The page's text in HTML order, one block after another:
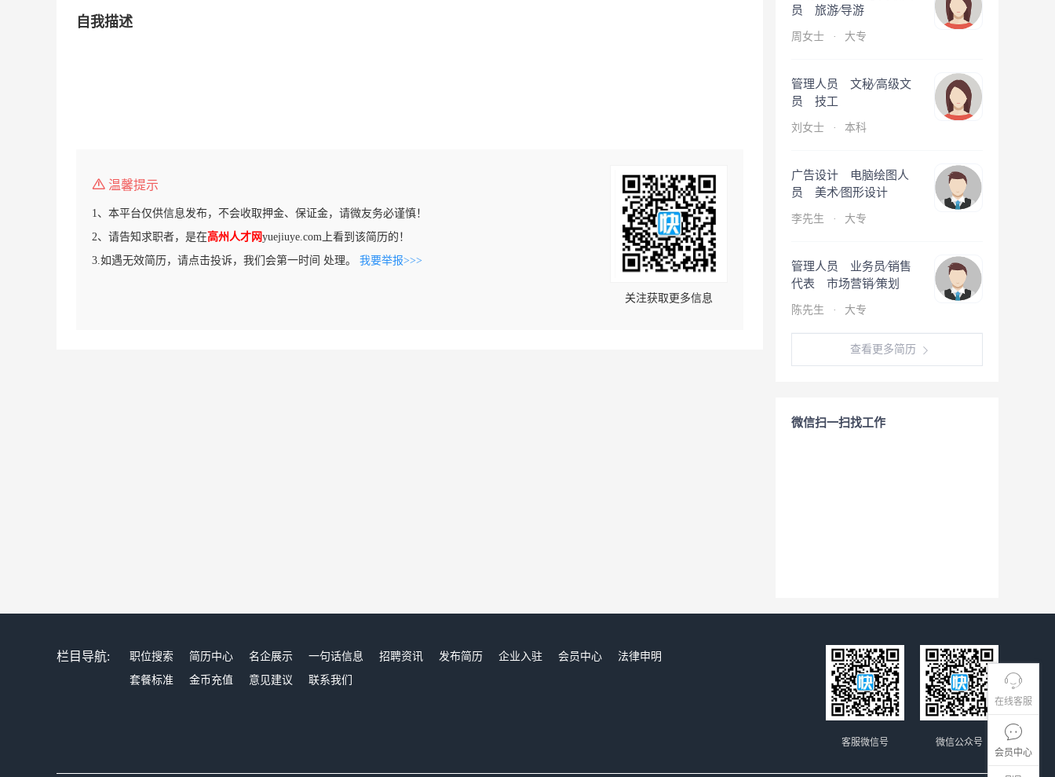
在线客服
会员中心
自我描述
温馨提示
1、本平台仅供信息发布，不会收取押金、保证金，请微友务必谨慎！
2、请告知求职者，是在高州人才网yuejiuye.com上看到该简历的！
3.如遇无效简历，请点击投诉，我们会第一时间 处理。 我要举报>>>
关注获取更多信息
员 旅游∕导游
周女士 · 大专
管理人员 文秘∕高级文
员 技工
刘女士 · 本科
广告设计 电脑绘图人
员 美术∕图形设计
李先生 · 大专
管理人员 业务员∕销售
代表 市场营销∕策划
陈先生 · 大专
查看更多简历
微信扫一扫找工作
栏目导航: 职位搜索 简历中心 名企展示 一句话信息 招聘资讯 发布简历 企业入驻 会员中心
法律申明
套餐标准
金币充值 意见建议 联系我们
微信公众号
客服微信号